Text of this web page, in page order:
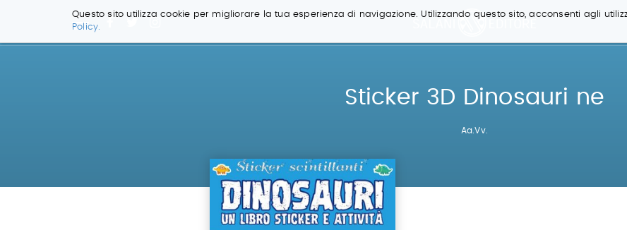
Questo sito utilizza cookie per migliorare la tua esperienza di navigazione. Utilizzando questo sito, acconsenti agli
Policy.
Sticker 3D Dinosauri ne
Aa.Vv.